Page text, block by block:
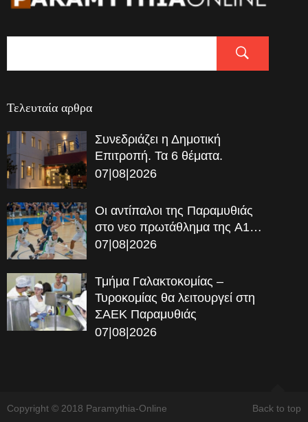
Τελευταία αρθρα
Συνεδριάζει η Δημοτική
Επιτροπή. Τα 6 θέματα.
07|08|2026
Οι αντίπαλοι της Παραμυθιάς
στο νεο πρωτάθλημα της A1…
07|08|2026
Τμήμα Γαλακτοκομίας –
Τυροκομίας θα λειτουργεί στη
ΣΑΕΚ Παραμυθιάς
07|08|2026
Back to top
Copyright © 2018 Paramythia-Online